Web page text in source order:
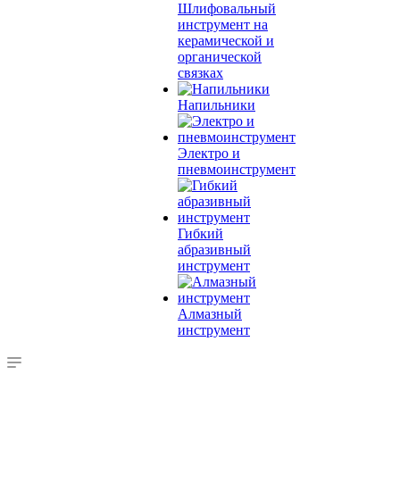
Шлифовальный
инструмент на
керамической и
органической
связках
Напильники
Электро и
пневмоинструмент
Гибкий
абразивный
инструмент
Алмазный
инструмент